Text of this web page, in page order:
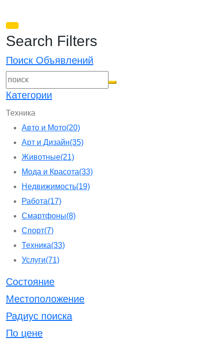
Search Filters
Поиск Объявлений
Категории
Техника
Авто и Мото(20)
Арт и Дизайн(35)
Животные(21)
Мода и Красота(33)
Недвижимость(19)
Работа(17)
Смартфоны(8)
Спорт(7)
Техника(33)
Услуги(71)
Состояние
Местоположение
Радиус поиска
По цене